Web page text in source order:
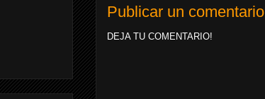
Publicar un comentario
DEJA TU COMENTARIO!